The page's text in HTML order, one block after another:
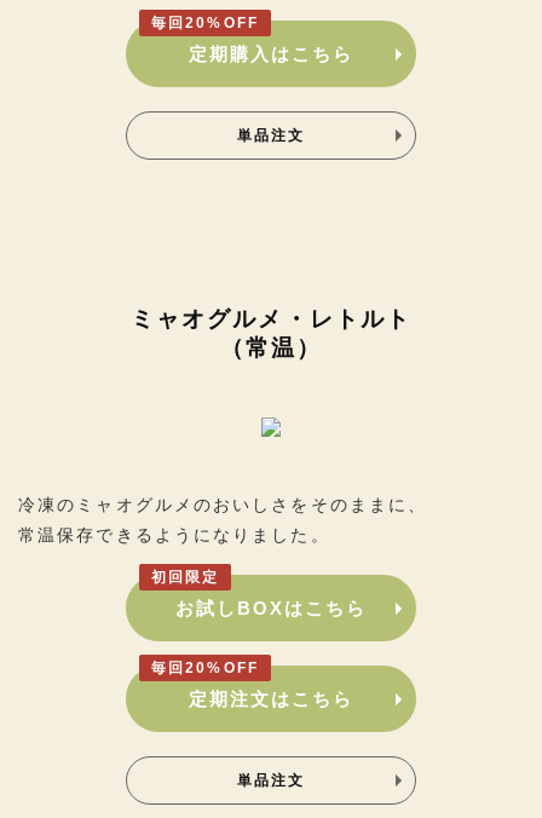
定期購入はこちら
毎回20%OFF
単品注文
ミャオグルメ・レトルト
（常温）
冷凍のミャオグルメのおいしさをそのままに、
常温保存できるようになりました。
お試しBOXはこちら
初回限定
定期注文はこちら
毎回20%OFF
単品注文